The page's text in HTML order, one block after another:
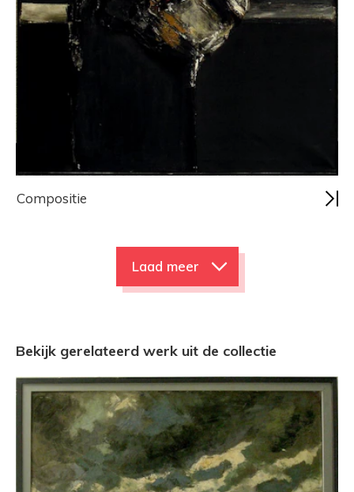
Compositie
Laad meer
Bekijk gerelateerd werk uit de collectie